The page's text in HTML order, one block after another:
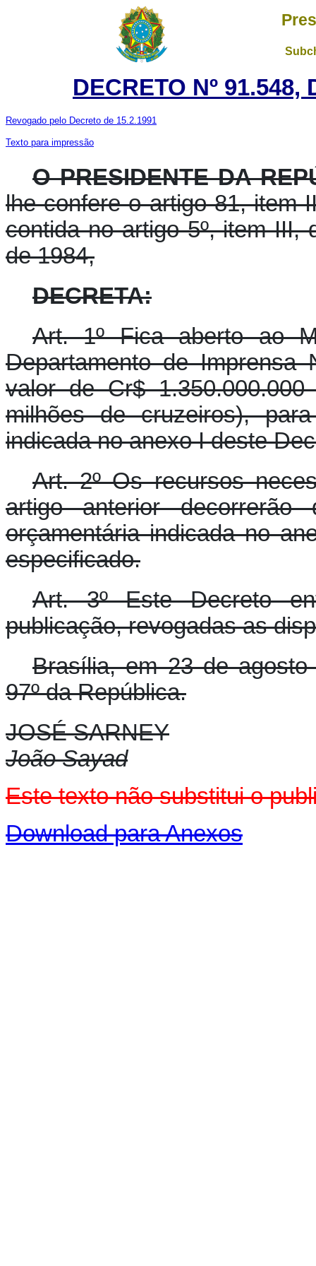
DECRETO Nº 91.548,
Revogado pelo Decreto de 15.2.1991
Texto para impressão
O PRESIDENTE DA
lhe confere o artigo 81, item
contida no artigo 5º, item III,
de 1984,
DECRETA:
Art. 1º Fica aberto ao
Departamento de Imprensa
valor de Cr$
milhões de cruzeiros),
indicada no anexo I deste
Art. 2º Os recursos
artigo anterior
orçamentária indicada no
especificado.
Art. 3º Este Decreto
publicação, revogadas as
Brasília, em 23 de
97º da República.
JOSÉ SARNEY
João Sayad
Este texto não substitui o
Download para Anexos